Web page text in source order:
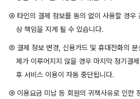
④ 타인의 결제 정보를 동의 없이 사용할 경우
상 책임을 지게 될 수 있습니다.
⑤ 결제 정보 변경, 신용카드 및 휴대전화의 분
제가 이루어지지 않을 경우 마지막 정기결
후 서비스 이용이 자동 중단됩니다.
⑥ 이용요금 미납 등 회원의 귀책사유로 인한